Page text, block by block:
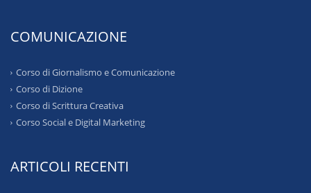
COMUNICAZIONE
Corso di Giornalismo e Comunicazione
Corso di Dizione
Corso di Scrittura Creativa
Corso Social e Digital Marketing
ARTICOLI RECENTI